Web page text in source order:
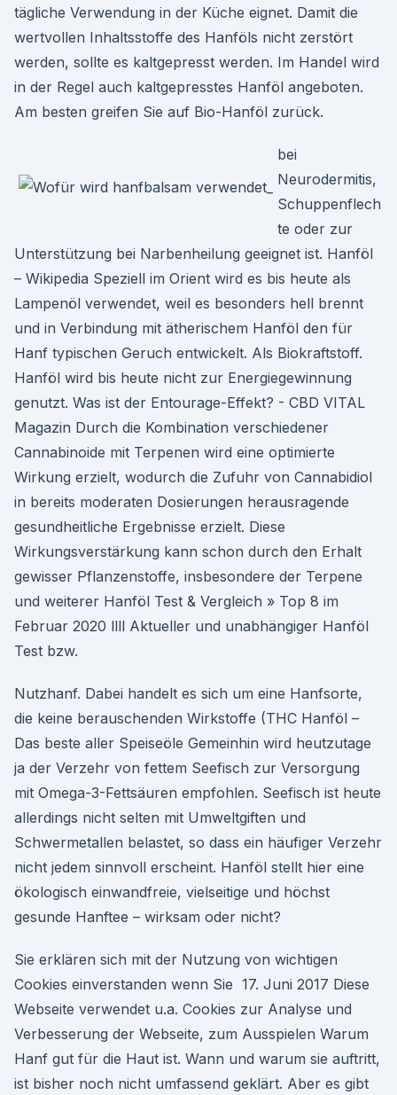
tägliche Verwendung in der Küche eignet. Damit die
wertvollen Inhaltsstoffe des Hanföls nicht zerstört
werden, sollte es kaltgepresst werden. Im Handel wird
in der Regel auch kaltgepresstes Hanföl angeboten.
Am besten greifen Sie auf Bio-Hanföl zurück.
bei
Neurodermitis,
Schuppenflech
te oder zur
Unterstützung bei Narbenheilung geeignet ist. Hanföl
– Wikipedia Speziell im Orient wird es bis heute als
Lampenöl verwendet, weil es besonders hell brennt
und in Verbindung mit ätherischem Hanföl den für
Hanf typischen Geruch entwickelt. Als Biokraftstoff.
Hanföl wird bis heute nicht zur Energiegewinnung
genutzt. Was ist der Entourage-Effekt? - CBD VITAL
Magazin Durch die Kombination verschiedener
Cannabinoide mit Terpenen wird eine optimierte
Wirkung erzielt, wodurch die Zufuhr von Cannabidiol
in bereits moderaten Dosierungen herausragende
gesundheitliche Ergebnisse erzielt. Diese
Wirkungsverstärkung kann schon durch den Erhalt
gewisser Pflanzenstoffe, insbesondere der Terpene
und weiterer Hanföl Test & Vergleich » Top 8 im
Februar 2020 llll Aktueller und unabhängiger Hanföl
Test bzw.
Nutzhanf. Dabei handelt es sich um eine Hanfsorte,
die keine berauschenden Wirkstoffe (THC Hanföl –
Das beste aller Speiseöle Gemeinhin wird heutzutage
ja der Verzehr von fettem Seefisch zur Versorgung
mit Omega-3-Fettsäuren empfohlen. Seefisch ist heute
allerdings nicht selten mit Umweltgiften und
Schwermetallen belastet, so dass ein häufiger Verzehr
nicht jedem sinnvoll erscheint. Hanföl stellt hier eine
ökologisch einwandfreie, vielseitige und höchst
gesunde Hanftee – wirksam oder nicht?
Sie erklären sich mit der Nutzung von wichtigen
Cookies einverstanden wenn Sie 17. Juni 2017 Diese
Webseite verwendet u.a. Cookies zur Analyse und
Verbesserung der Webseite, zum Ausspielen Warum
Hanf gut für die Haut ist. Wann und warum sie auftritt,
ist bisher noch nicht umfassend geklärt. Aber es gibt